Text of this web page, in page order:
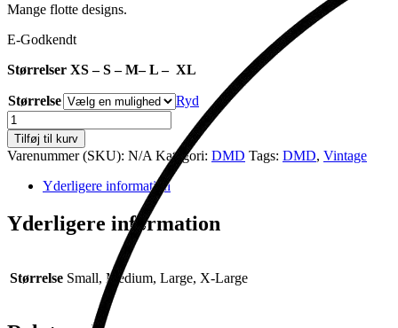
Mange flotte designs.
E-Godkendt
Størrelser XS – S – M– L – XL
Størrelse
Ryd
Retro
Crayon
antal
Tilføj til kurv
Varenummer (SKU): N/A Kategori: DMD Tags: DMD, Vintage
Yderligere information
Yderligere information
Størrelse Small, Medium, Large, X-Large